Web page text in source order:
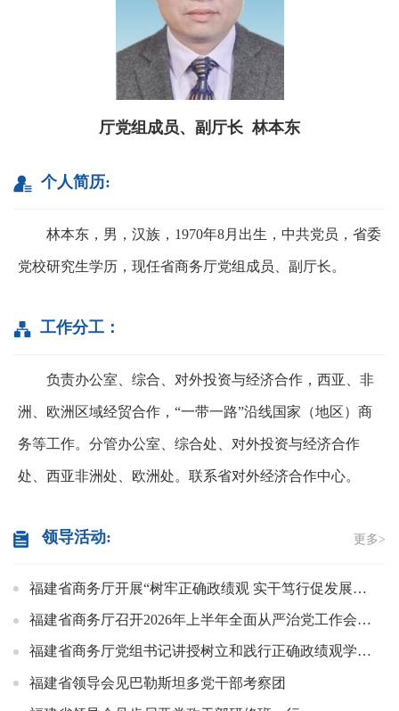
厅党组成员、副厅长 林本东
个人简历:
林本东，男，汉族，1970年8月出生，中共党员，省委
党校研究生学历，现任省商务厅党组成员、副厅长。
工作分工：
负责办公室、综合、对外投资与经济合作，西亚、非
洲、欧洲区域经贸合作，“一带一路”沿线国家（地区）商
务等工作。分管办公室、综合处、对外投资与经济合作
处、西亚非洲处、欧洲处。联系省对外经济合作中心。
领导活动: 更多>
福建省商务厅开展“树牢正确政绩观 实干笃行促发展”主题党日活动
福建省商务厅召开2026年上半年全面从严治党工作会议暨警示教育会
福建省商务厅党组书记讲授树立和践行正确政绩观学习教育专题党课
福建省领导会见巴勒斯坦多党干部考察团